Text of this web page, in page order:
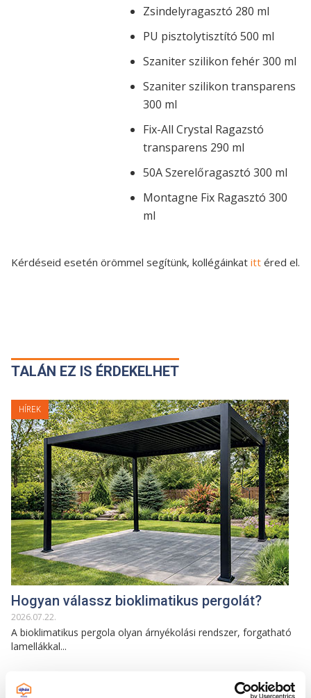
Zsindelyragasztó 280 ml
PU pisztolytisztító 500 ml
Szaniter szilikon fehér 300 ml
Szaniter szilikon transparens
300 ml
Fix-All Crystal Ragazstó
transparens 290 ml
50A Szerelőragasztó 300 ml
Montagne Fix Ragasztó 300
ml
Kérdéseid esetén örömmel segítünk, kollégáinkat itt éred el.
TALÁN EZ IS ÉRDEKELHET
HÍREK
Hogyan válassz bioklimatikus pergolát?
2026.07.22.
A bioklimatikus pergola olyan árnyékolási rendszer, forgatható
lamellákkal...
HÍREK